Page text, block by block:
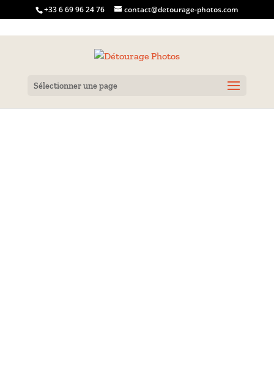
+33 6 69 96 24 76 contact@detourage-photos.com
Sélectionner une page